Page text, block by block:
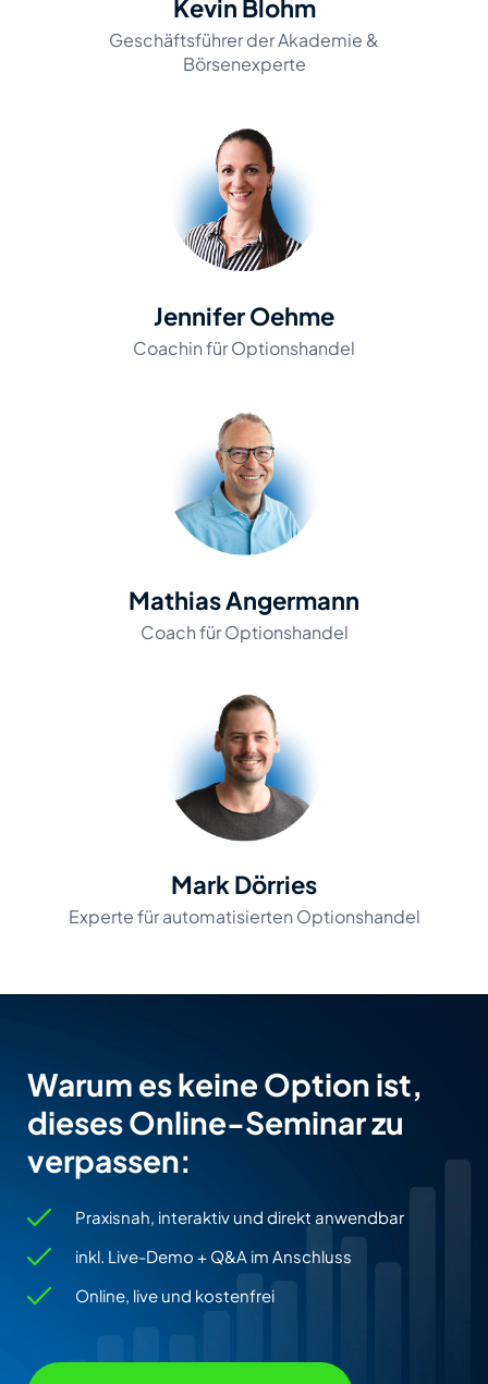
Kevin Blohm
Geschäftsführer der Akademie &
Börsenexperte
Jennifer Oehme
Coachin für Optionshandel
Mathias Angermann
Coach für Optionshandel
Mark Dörries
Experte für automatisierten Optionshandel
Warum es keine Option ist,
dieses Online-Seminar zu
verpassen:
Praxisnah, interaktiv und direkt anwendbar
inkl. Live-Demo + Q&A im Anschluss
Online, live und kostenfrei